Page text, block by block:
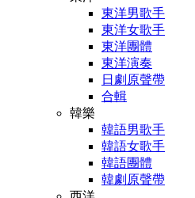
東洋男歌手
東洋女歌手
東洋團體
東洋演奏
日劇原聲帶
合輯
韓樂
韓語男歌手
韓語女歌手
韓語團體
韓劇原聲帶